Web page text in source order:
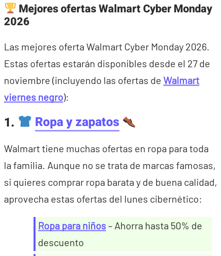
Mejores ofertas Walmart Cyber Monday
2026
Las mejores oferta Walmart Cyber Monday 2026.
Estas ofertas estarán disponibles desde el 27 de
noviembre (incluyendo las ofertas de Walmart
viernes negro):
1. Ropa y zapatos
Walmart tiene muchas ofertas en ropa para toda
la familia. Aunque no se trata de marcas famosas,
si quieres comprar ropa barata y de buena calidad,
aprovecha estas ofertas del lunes cibernético:
Ropa para niños– Ahorra hasta 50% de
descuento